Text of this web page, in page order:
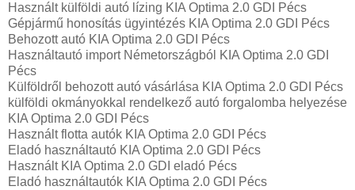
Használt külföldi autó lízing KIA Optima 2.0 GDI Pécs
Gépjármű honosítás ügyintézés KIA Optima 2.0 GDI Pécs
Behozott autó KIA Optima 2.0 GDI Pécs
Használtautó import Németországból KIA Optima 2.0 GDI
Pécs
Külföldről behozott autó vásárlása KIA Optima 2.0 GDI Pécs
külföldi okmányokkal rendelkező autó forgalomba helyezése
KIA Optima 2.0 GDI Pécs
Használt flotta autók KIA Optima 2.0 GDI Pécs
Eladó használtautó KIA Optima 2.0 GDI Pécs
Használt KIA Optima 2.0 GDI eladó Pécs
Eladó használtautók KIA Optima 2.0 GDI Pécs